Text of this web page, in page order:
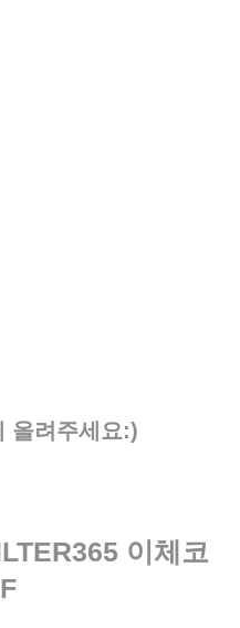
올려주세요:)
이체코